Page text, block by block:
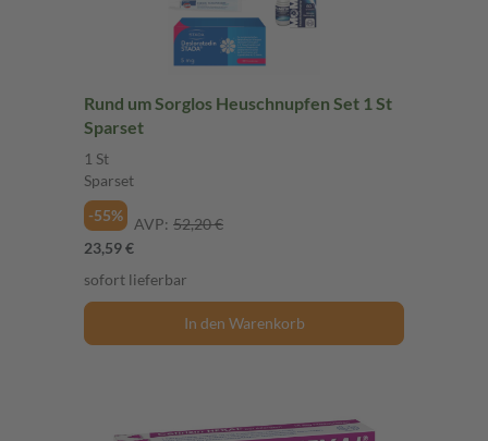
Rund um Sorglos Heuschnupfen Set 1 St
Sparset
1 St
Sparset
-55%
AVP: 52,20 €
23,59 €
sofort lieferbar
In den Warenkorb